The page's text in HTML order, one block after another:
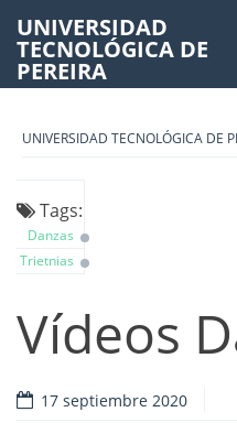
UNIVERSIDAD
TECNOLÓGICA DE
PEREIRA
UNIVERSIDAD TECNOLÓGICA DE
Tags:
Danzas
Trietnias
Vídeos
17 septiembre 2020